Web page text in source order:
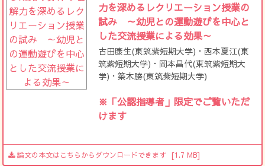
力を深めるレクリエーション授業の
試み ～幼児との運動遊びを中心と
した交流授業による効果～
古田康生(東筑紫短期大学)・西本夏江(東
筑紫短期大学)・岡本昌代(東筑紫短期大
学)・築木勝(東筑紫短期大学)
※「公認指導者」限定でご覧いただ
けます
論文の本文はこちらからダウンロードできます [1.7 MB]